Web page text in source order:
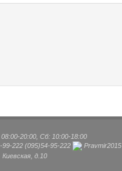
20:00, Сб: 10:00-18:00
99-222 (095)54-95-222
Pravmir2015
д.10